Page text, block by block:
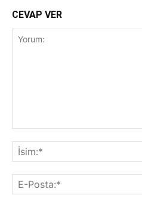
CEVAP VER